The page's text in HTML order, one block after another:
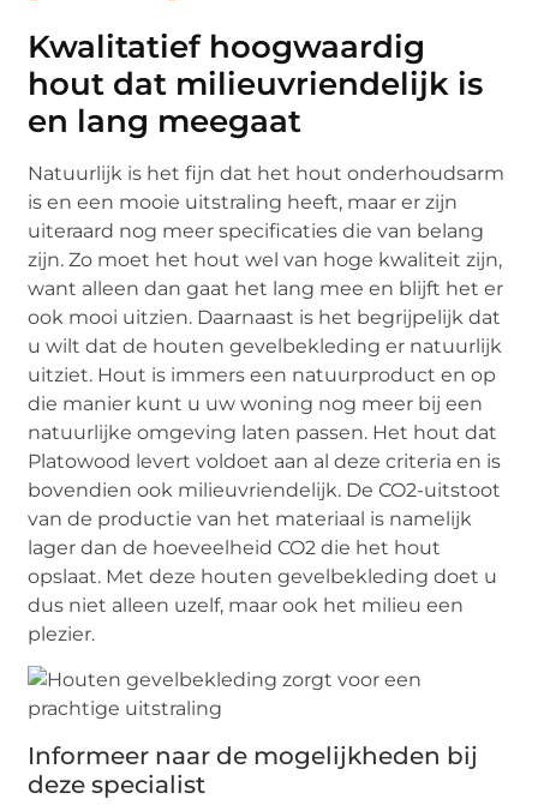
Kwalitatief hoogwaardig
hout dat milieuvriendelijk is
en lang meegaat
Natuurlijk is het fijn dat het hout onderhoudsarm
is en een mooie uitstraling heeft, maar er zijn
uiteraard nog meer specificaties die van belang
zijn. Zo moet het hout wel van hoge kwaliteit zijn,
want alleen dan gaat het lang mee en blijft het er
ook mooi uitzien. Daarnaast is het begrijpelijk dat
u wilt dat de houten gevelbekleding er natuurlijk
uitziet. Hout is immers een natuurproduct en op
die manier kunt u uw woning nog meer bij een
natuurlijke omgeving laten passen. Het hout dat
Platowood levert voldoet aan al deze criteria en is
bovendien ook milieuvriendelijk. De CO2-uitstoot
van de productie van het materiaal is namelijk
lager dan de hoeveelheid CO2 die het hout
opslaat. Met deze houten gevelbekleding doet u
dus niet alleen uzelf, maar ook het milieu een
plezier.
Informeer naar de mogelijkheden bij
deze specialist